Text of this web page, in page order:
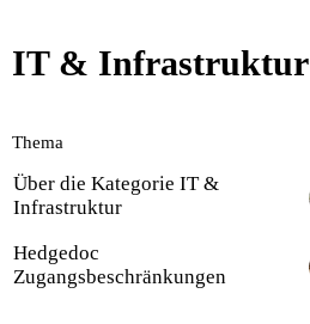
IT & Infrastruktur
Thema
Über die Kategorie IT &
Infrastruktur
Hedgedoc
Zugangsbeschränkungen